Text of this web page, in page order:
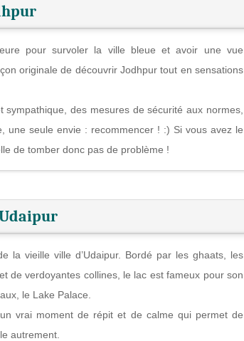
pour survoler la ville bleue et avoir une vue
originale de découvrir Jodhpur tout en sensations
sympathique, des mesures de sécurité aux normes,
une seule envie : recommencer ! :) Si vous avez le
de tomber donc pas de problème !
la vieille ville d’Udaipur. Bordé par les ghaats, les
de verdoyantes collines, le lac est fameux pour son
le Lake Palace.
vrai moment de répit et de calme qui permet de
autrement.